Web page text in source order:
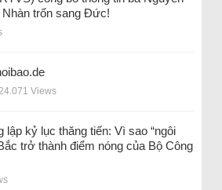
Nhàn trốn sang Đức!
Views
lập kỷ lục thăng tiến: Vì sao “ngôi
trở thành điểm nóng của Bộ Công